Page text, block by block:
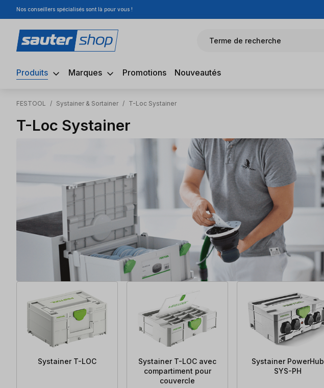
au contenu principal
Passer à la recherche
Passer à la navigation principale
Nos conseillers spécialisés sont là pour vous !
Terme de recherche
Produits Marques Promotions Nouveautés
FESTOOL / Systainer & Sortainer / T-Loc Systainer
T-Loc Systainer
Systainer T-LOC
Systainer T-LOC avec
compartiment pour
couvercle
Systainer PowerHub
SYS-PH